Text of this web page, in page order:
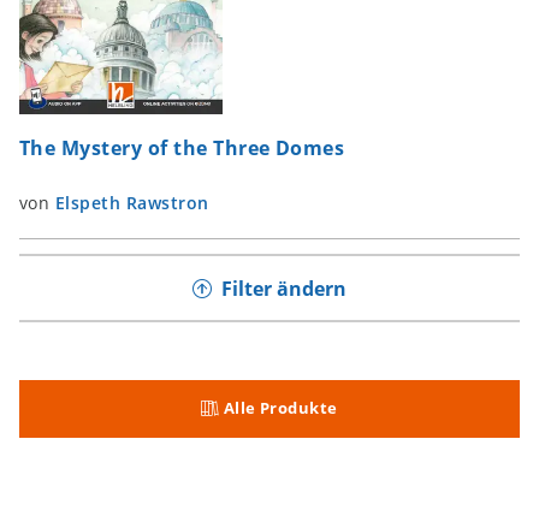
The Mystery of the Three Domes
von Elspeth Rawstron
Filter ändern
Alle Produkte